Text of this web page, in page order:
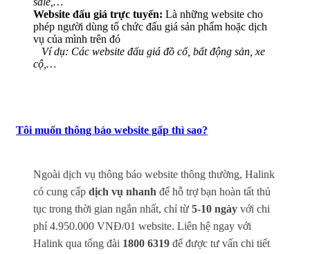
Website đấu giá trực tuyến: Là những website cho
phép người dùng tổ chức đấu giá sản phẩm hoặc dịch
vụ của mình trên đó
Ví dụ: Các website đấu giá đồ cổ, bất động sản, xe
cộ,…
Tôi muốn thông báo website gấp thì sao?
Ngoài dịch vụ thông báo website thông thường, Halink
có cung cấp dịch vụ nhanh để hỗ trợ bạn hoàn tất thủ
tục trong thời gian ngắn nhất, chỉ từ 5-10 ngày với chi
phí 4.950.000 VNĐ/01 website. Liên hệ ngay với
Halink qua tổng đài 1800 6319 để được tư vấn chi tiết